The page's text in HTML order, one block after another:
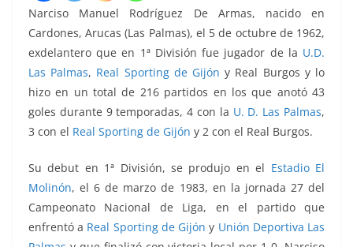
Narciso Manuel Rodríguez De Armas, nacido en
Cardones, Arucas (Las Palmas), el 5 de octubre de 1962,
exdelantero que en 1ª División fue jugador de la U.D.
Las Palmas, Real Sporting de Gijón y Real Burgos y lo
hizo en un total de 216 partidos en los que anotó 43
goles durante 9 temporadas, 4 con la U. D. Las Palmas,
3 con el Real Sporting de Gijón y 2 con el Real Burgos.
Su debut en 1ª División, se produjo en el Estadio El
Molinón, el 6 de marzo de 1983, en la jornada 27 del
Campeonato Nacional de Liga, en el partido que
enfrentó a Real Sporting de Gijón y Unión Deportiva Las